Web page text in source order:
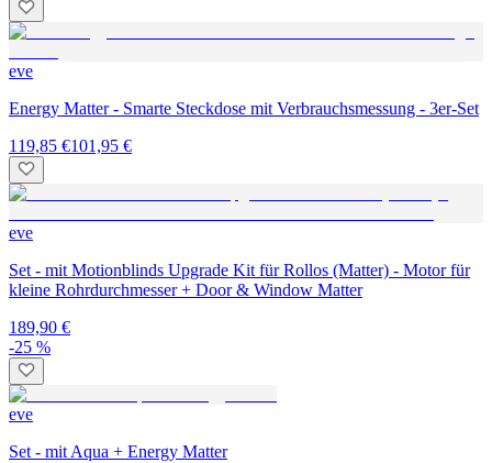
eve
Energy Matter - Smarte Steckdose mit Verbrauchsmessung - 3er-Set
119,85 €101,95 €
eve
Set - mit Motionblinds Upgrade Kit für Rollos (Matter) - Motor für
kleine Rohrdurchmesser + Door & Window Matter
189,90 €
-25 %
eve
Set - mit Aqua + Energy Matter